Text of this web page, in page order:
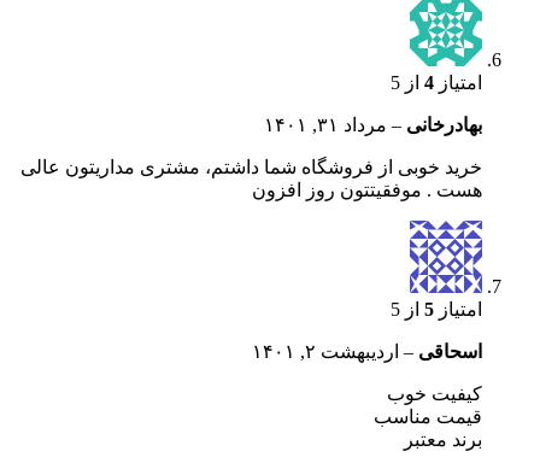
امتیاز 4 از 5
بهادرخانی – مرداد ۳۱, ۱۴۰۱
خرید خوبی از فروشگاه شما داشتم، مشتری مداریتون عالی
هست . موفقیتتون روز افزون
امتیاز 5 از 5
اسحاقی – اردیبهشت ۲, ۱۴۰۱
کیفیت خوب
قیمت مناسب
برند معتبر